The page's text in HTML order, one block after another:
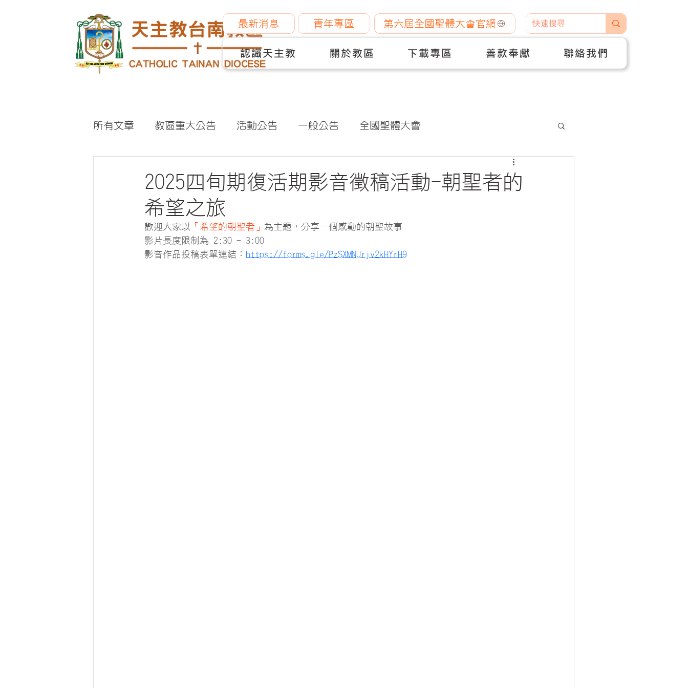
最新消息 青年專區 第六屆全國聖體大會官網
認識天主教 關於教區 下載專區 善款奉獻 聯絡我們
所有文章 教區重大公告 活動公告 一般公告 全國聖體大會
2025四旬期復活期影音徵稿活動-朝聖者的
希望之旅
歡迎大家以 「希望的朝聖者」 為主題，分享一個感動的朝聖故事
影片長度限制為 2:30 - 3:00
影音作品投稿表單連結： https://forms.gle/PzSXMNJrjv2kHYrH9